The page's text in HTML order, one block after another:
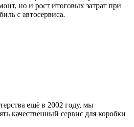
но и рост итоговых затрат при
с автосервиса.
ещё в 2002 году, мы
качественный сервис для коробки